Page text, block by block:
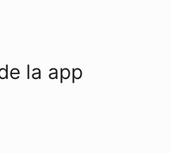
la app